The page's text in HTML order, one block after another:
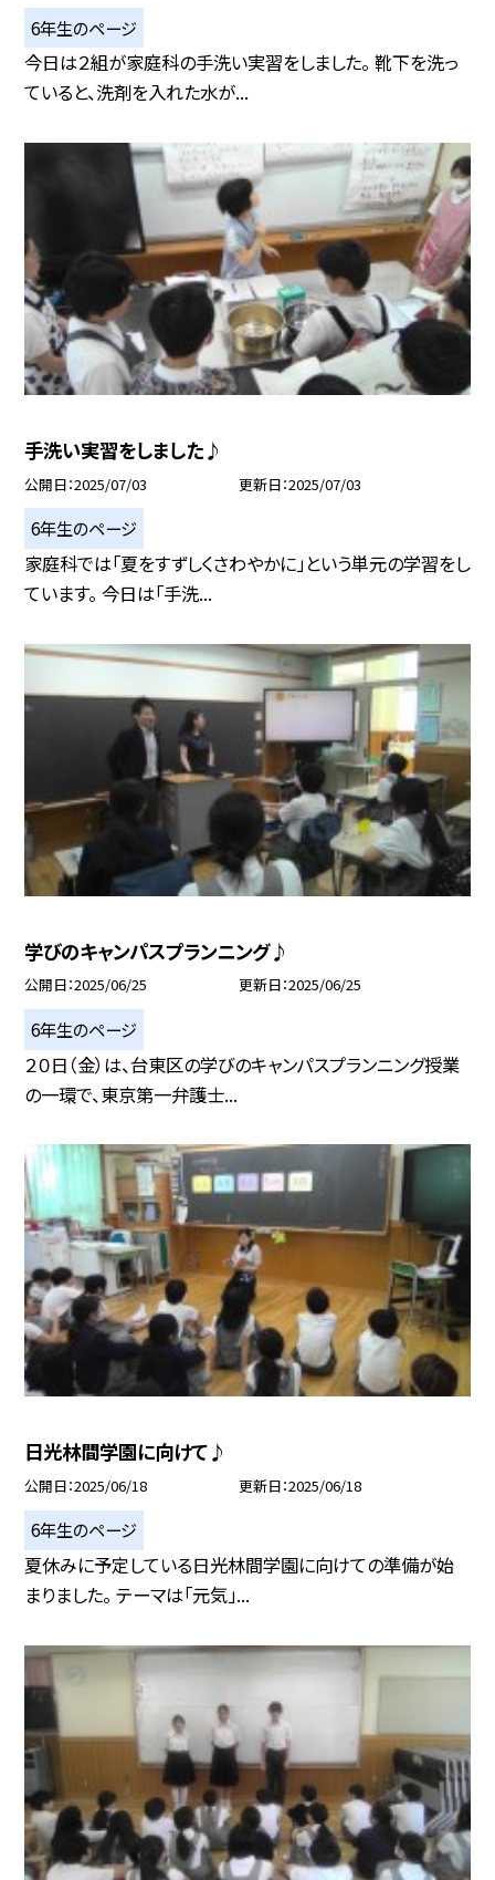
6年生のページ
今日は２組が家庭科の手洗い実習をしました。 靴下を洗っ
ていると、洗剤を入れた水が...
手洗い実習をしました♪
公開日 2025/07/03 更新日 2025/07/03
6年生のページ
家庭科では「夏をすずしくさわやかに」という単元の学習をし
ています。 今日は「手洗...
学びのキャンパスプランニング♪
公開日 2025/06/25 更新日 2025/06/25
6年生のページ
２０日（金）は、台東区の学びのキャンパスプランニング授業
の一環で、東京第一弁護士...
日光林間学園に向けて♪
公開日 2025/06/18 更新日 2025/06/18
6年生のページ
夏休みに予定している日光林間学園に向けての準備が始
まりました。 テーマは「元気」...